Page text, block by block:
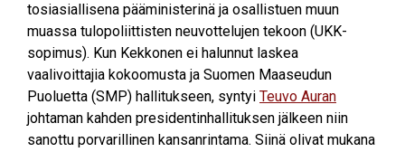
tosiasiallisena pääministerinä ja osallistuen muun
muassa tulopoliittisten neuvottelujen tekoon (UKK-
sopimus). Kun Kekkonen ei halunnut laskea
vaalivoittajia kokoomusta ja Suomen Maaseudun
Puoluetta (SMP) hallitukseen, syntyi Teuvo Auran
johtaman kahden presidentinhallituksen jälkeen niin
sanottu porvarillinen kansanrintama. Siinä olivat mukana